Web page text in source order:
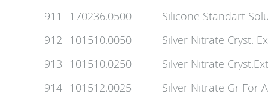
911
170236.0500
Sılıcone Standart
912
101510.0050
Sılver Nıtrate Cryst.
913
101510.0250
Sılver Nıtrate
914 101512.0025
Sılver Nıtrate Gr For